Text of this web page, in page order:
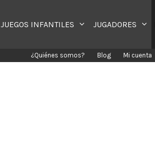
JUEGOS INFANTILES JUGADORES
¿Quiénes somos? Blog Mi cuenta